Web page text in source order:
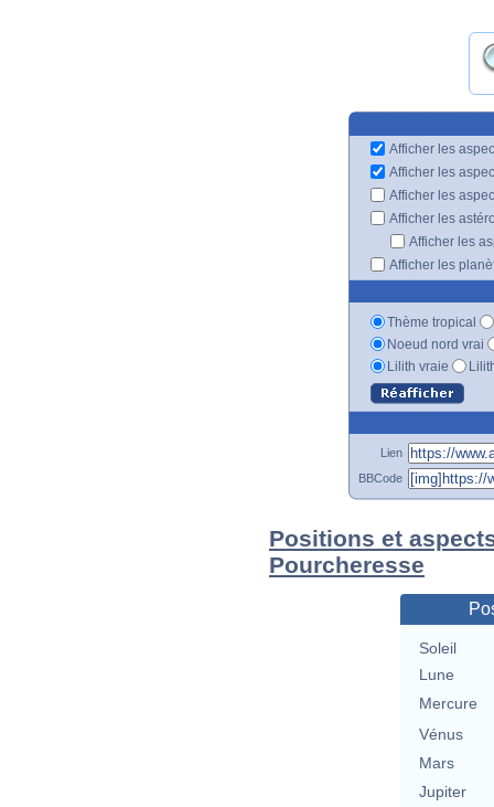
Afficher les
Afficher les
Afficher les
Afficher les
Afficher les
Afficher les
Thème tropical
Noeud nord vrai
Lilith vraie
Lien
BBCode
Positions et
Pourcheresse
Soleil
Lune
Mercure
Vénus
Mars
Jupiter